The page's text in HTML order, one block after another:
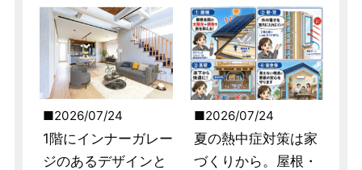
2026/07/24
1階にインナーガレー
ジのあるデザインと
2026/07/24
夏の熱中症対策は家
づくりから。屋根・